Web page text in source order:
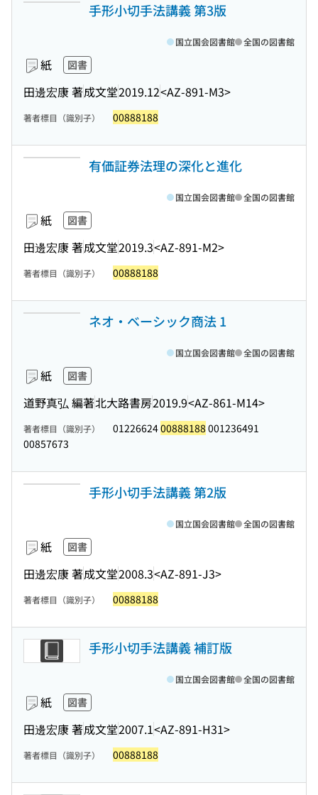
手形小切手法講義 第3版
紙 図書
田邊宏康 著成文堂2019.12<AZ-891-M3>
国立国会図書館 全国の図書館
著者標目（識別子） 00888188
有価証券法理の深化と進化
紙 図書
田邊宏康 著成文堂2019.3<AZ-891-M2>
国立国会図書館 全国の図書館
著者標目（識別子） 00888188
ネオ・ベーシック商法 1
紙 図書
道野真弘 編著北大路書房2019.9<AZ-861-M14>
国立国会図書館 全国の図書館
著者標目（識別子） 0122662400888188 001236491
00857673
手形小切手法講義 第2版
紙 図書
田邊宏康 著成文堂2008.3<AZ-891-J3>
国立国会図書館 全国の図書館
著者標目（識別子） 00888188
手形小切手法講義 補訂版
紙 図書
田邊宏康 著成文堂2007.1<AZ-891-H31>
国立国会図書館 全国の図書館
著者標目（識別子） 00888188